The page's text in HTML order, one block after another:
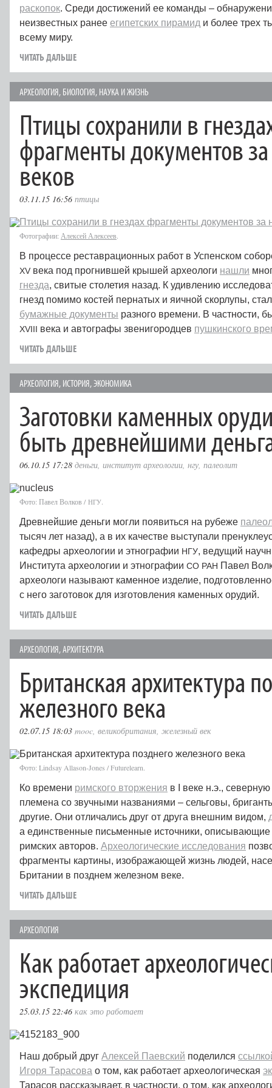
раскопок. Среди достижений ее команды –
неизвестных ранее египетских пирамид и более трех
всему миру.
ЧИТАТЬ ДАЛЬШЕ
АРХЕОЛОГИЯ, БИОЛОГИЯ, НАУКА И ЖИЗНЬ
Птицы сохранили в
фрагменты документов
веков
03.11.15 16:56 птицы
Фотографии: Алексей Алексеев.
В процессе реставрационных работ в Успенском
XV века под прогнившей крышей археологи нашли
гнезда, свитые столетия назад. К удивлению
гнезд помимо костей пернатых и яичной скорлупы,
бумажные документы разного времени. В частности,
XVIII века и автографы звенигородцев пушкинского
ЧИТАТЬ ДАЛЬШЕ
АРХЕОЛОГИЯ, ИСТОРИЯ,ЭКОНОМИКА
Заготовки каменных
быть древнейшими
06.10.15 17:28 деньги, институт археологии, нгу, палеолит
Фото: Павел Волков / НГУ.
Древнейшие деньги могли появиться на рубеже
тысяч лет назад), а в их качестве выступали
кафедры археологии и этнографии НГУ, ведущий
Института археологии и этнографии СО РАН Павел
археологи называют каменное изделие,
с него заготовок для изготовления каменных орудий.
ЧИТАТЬ ДАЛЬШЕ
АРХЕОЛОГИЯ,АРХИТЕКТУРА
Британская архитектура
железного века
02.07.15 18:03 mooc, великобритания, железный век
Фото: Lindsay Allason-Jones / Futurelearn.
Ко времени римского вторжения в I веке н.э.,
племена со звучными названиями – сельговы,
другие. Они отличались друг от друга внешним видом,
а единственные письменные источники, описывающие
римских авторов. Археологические исследования
фрагменты картины, изображающей жизнь людей,
Британии в позднем железном веке.
ЧИТАТЬ ДАЛЬШЕ
АРХЕОЛОГИЯ
Как работает
экспедиция
25.03.15 22:46 как это работает
Наш добрый друг Алексей Паевский поделился
Игоря Тарасова о том, как работает археологическая
Тарасов рассказывает, в частности, о том, как